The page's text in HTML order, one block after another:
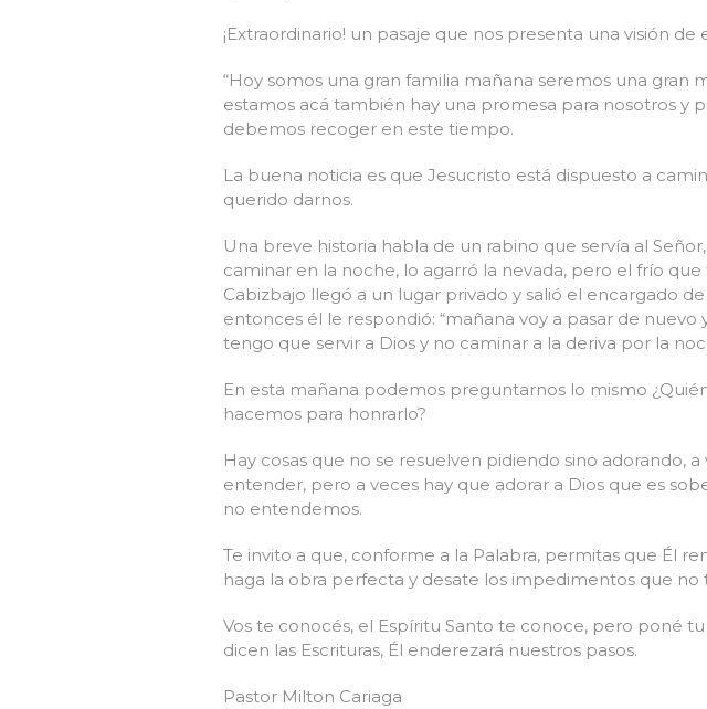
¡Extraordinario! un pasaje que nos presenta una visión de
“Hoy somos una gran familia mañana seremos una
estamos acá también hay una promesa para nosotros y
debemos recoger en este tiempo.
La buena noticia es que Jesucristo está dispuesto a
querido darnos.
Una breve historia habla de un rabino que servía al
caminar en la noche, lo agarró la nevada, pero el frío
Cabizbajo llegó a un lugar privado y salió el encargado
entonces él le respondió: “mañana voy a pasar de
tengo que servir a Dios y no caminar a la deriva por la
En esta mañana podemos preguntarnos lo mismo
hacemos para honrarlo?
Hay cosas que no se resuelven pidiendo sino adorando,
entender, pero a veces hay que adorar a Dios que es
no entendemos.
Te invito a que, conforme a la Palabra, permitas que Él
haga la obra perfecta y desate los impedimentos que
Vos te conocés, el Espíritu Santo te conoce, pero poné
dicen las Escrituras, Él enderezará nuestros pasos.
Pastor Milton Cariaga